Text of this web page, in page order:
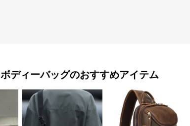
ボディーバッグのおすすめアイテム